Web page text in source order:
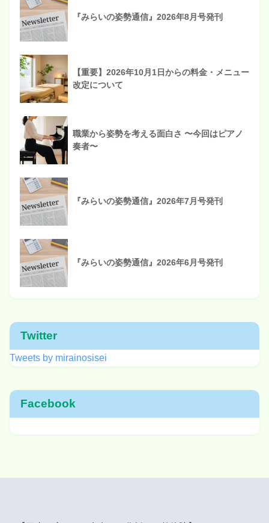
『みらいの姿勢通信』2026年8月号発刊
【重要】2026年10月1日からの料金・メニュー
改定について
職業から姿勢を考える面白さ 〜今回はピアノ
奏者〜
『みらいの姿勢通信』2026年7月号発刊
『みらいの姿勢通信』2026年6月号発刊
Twitter
Tweets by mirainosisei
Facebook